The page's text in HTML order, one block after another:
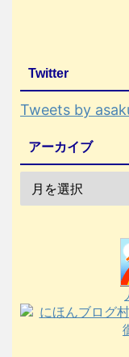
Twitter
Tweets by
アーカイブ